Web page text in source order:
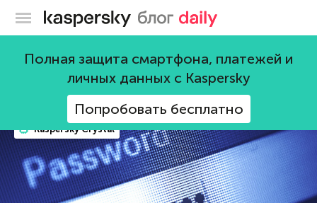
Блог Касперского
Полная защита смартфона, платежей и
личных данных с Kaspersky
Попробовать бесплатно
пароли
224 поста
Kaspersky Crystal